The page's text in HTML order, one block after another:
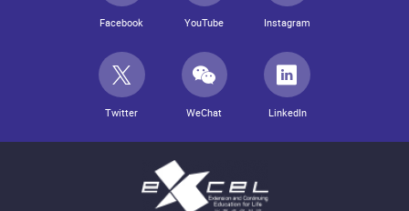
Facebook YouTube Instagram
Twitter WeChat LinkedIn